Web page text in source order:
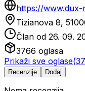
https://
Tizianova 8,
Član od 26. 09.
3766 oglasa
Prikaži sve oglase(
Recenzije Dodaj